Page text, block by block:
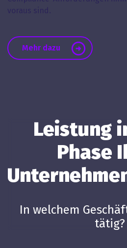
voraus sind.
Mehr dazu
Leistung
Phase
In welchem
tätig?